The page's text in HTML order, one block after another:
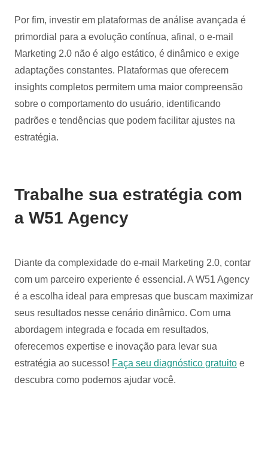
Por fim, investir em plataformas de análise avançada é
primordial para a evolução contínua, afinal, o e-mail
Marketing 2.0 não é algo estático, é dinâmico e exige
adaptações constantes. Plataformas que oferecem
insights completos permitem uma maior compreensão
sobre o comportamento do usuário, identificando
padrões e tendências que podem facilitar ajustes na
estratégia.
Trabalhe sua estratégia com
a W51 Agency
Diante da complexidade do e-mail Marketing 2.0, contar
com um parceiro experiente é essencial. A W51 Agency
é a escolha ideal para empresas que buscam maximizar
seus resultados nesse cenário dinâmico. Com uma
abordagem integrada e focada em resultados,
oferecemos expertise e inovação para levar sua
estratégia ao sucesso! Faça seu diagnóstico gratuito e
descubra como podemos ajudar você.